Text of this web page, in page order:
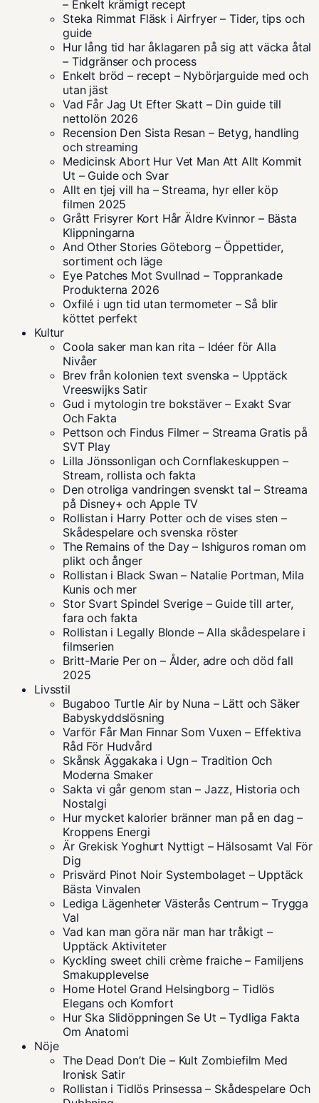
– Enkelt krämigt recept
Steka Rimmat Fläsk i Airfryer – Tider, tips och
guide
Hur lång tid har åklagaren på sig att väcka åtal
– Tidgränser och process
Enkelt bröd – recept – Nybörjarguide med och
utan jäst
Vad Får Jag Ut Efter Skatt – Din guide till
nettolön 2026
Recension Den Sista Resan – Betyg, handling
och streaming
Medicinsk Abort Hur Vet Man Att Allt Kommit
Ut – Guide och Svar
Allt en tjej vill ha – Streama, hyr eller köp
filmen 2025
Grått Frisyrer Kort Hår Äldre Kvinnor – Bästa
Klippningarna
And Other Stories Göteborg – Öppettider,
sortiment och läge
Eye Patches Mot Svullnad – Topprankade
Produkterna 2026
Oxfilé i ugn tid utan termometer – Så blir
köttet perfekt
Kultur
Coola saker man kan rita – Idéer för Alla
Nivåer
Brev från kolonien text svenska – Upptäck
Vreeswijks Satir
Gud i mytologin tre bokstäver – Exakt Svar
Och Fakta
Pettson och Findus Filmer – Streama Gratis på
SVT Play
Lilla Jönssonligan och Cornflakeskuppen –
Stream, rollista och fakta
Den otroliga vandringen svenskt tal – Streama
på Disney+ och Apple TV
Rollistan i Harry Potter och de vises sten –
Skådespelare och svenska röster
The Remains of the Day – Ishiguros roman om
plikt och ånger
Rollistan i Black Swan – Natalie Portman, Mila
Kunis och mer
Stor Svart Spindel Sverige – Guide till arter,
fara och fakta
Rollistan i Legally Blonde – Alla skådespelare i
filmserien
Britt-Marie Per on – Ålder, adre och död fall
2025
Livsstil
Bugaboo Turtle Air by Nuna – Lätt och Säker
Babyskyddslösning
Varför Får Man Finnar Som Vuxen – Effektiva
Råd För Hudvård
Skånsk Äggakaka i Ugn – Tradition Och
Moderna Smaker
Sakta vi går genom stan – Jazz, Historia och
Nostalgi
Hur mycket kalorier bränner man på en dag –
Kroppens Energi
Är Grekisk Yoghurt Nyttigt – Hälsosamt Val För
Dig
Prisvärd Pinot Noir Systembolaget – Upptäck
Bästa Vinvalen
Lediga Lägenheter Västerås Centrum – Trygga
Val
Vad kan man göra när man har tråkigt –
Upptäck Aktiviteter
Kyckling sweet chili crème fraiche – Familjens
Smakupplevelse
Home Hotel Grand Helsingborg – Tidlös
Elegans och Komfort
Hur Ska Slidöppningen Se Ut – Tydliga Fakta
Om Anatomi
Nöje
The Dead Don’t Die – Kult Zombiefilm Med
Ironisk Satir
Rollistan i Tidlös Prinsessa – Skådespelare Och